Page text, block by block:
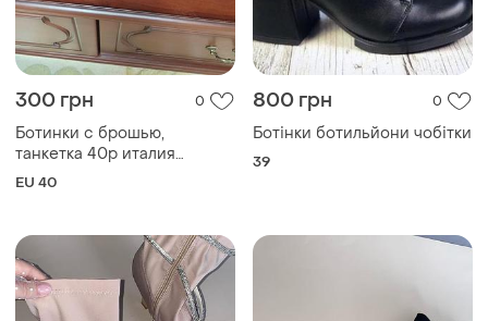
300 грн 0
Ботинки с брошью,
танкетка 40р италия
Разноцветные
EU 40
800 грн 0
Ботінки ботильйони чобітки
39